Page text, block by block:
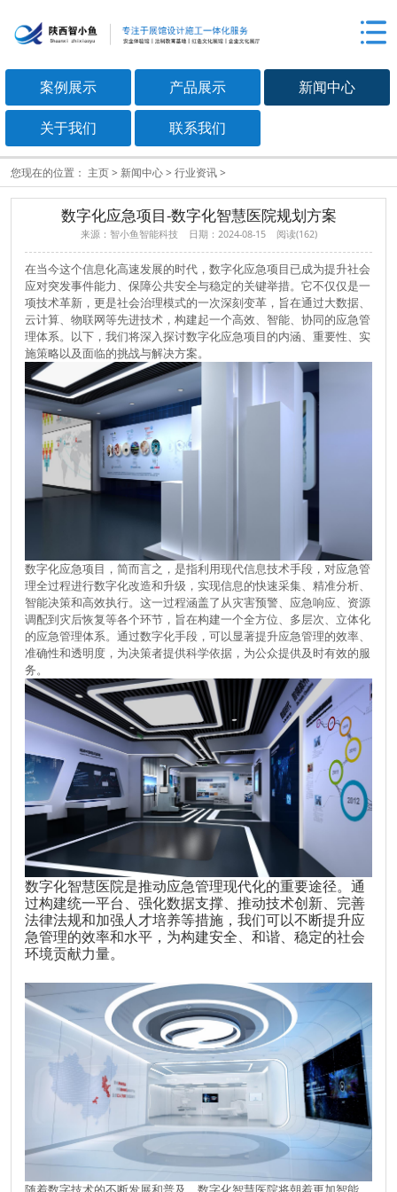
案例展示 产品展示 新闻中心
关于我们 联系我们
您现在的位置： 主页> 新闻中心> 行业资讯>
数字化应急项目-数字化智慧医院规划方案
来源：智小鱼智能科技 日期：2024-08-15 阅读(162)
在当今这个信息化高速发展的时代，数字化应急项目已成为提升社会
应对突发事件能力、保障公共安全与稳定的关键举措。它不仅仅是一
项技术革新，更是社会治理模式的一次深刻变革，旨在通过大数据、
云计算、物联网等先进技术，构建起一个高效、智能、协同的应急管
理体系。以下，我们将深入探讨数字化应急项目的内涵、重要性、实
施策略以及面临的挑战与解决方案。
数字化应急项目，简而言之，是指利用现代信息技术手段，对应急管
理全过程进行数字化改造和升级，实现信息的快速采集、精准分析、
智能决策和高效执行。这一过程涵盖了从灾害预警、应急响应、资源
调配到灾后恢复等各个环节，旨在构建一个全方位、多层次、立体化
的应急管理体系。通过数字化手段，可以显著提升应急管理的效率、
准确性和透明度，为决策者提供科学依据，为公众提供及时有效的服
务。
数字化智慧医院是推动应急管理现代化的重要途径。通
过构建统一平台、强化数据支撑、推动技术创新、完善
法律法规和加强人才培养等措施，我们可以不断提升应
急管理的效率和水平，为构建安全、和谐、稳定的社会
环境贡献力量。